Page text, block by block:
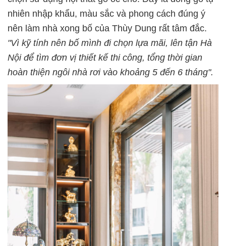
nhiên nhập khẩu, màu sắc và phong cách đúng ý
nên làm nhà xong bố của Thùy Dung rất tâm đắc.
"Vì kỹ tính nên bố mình đi chọn lựa mãi, lên tận Hà
Nội để tìm đơn vị thiết kế thi công, tổng thời gian
hoàn thiện ngôi nhà rơi vào khoảng 5 đến 6 tháng".